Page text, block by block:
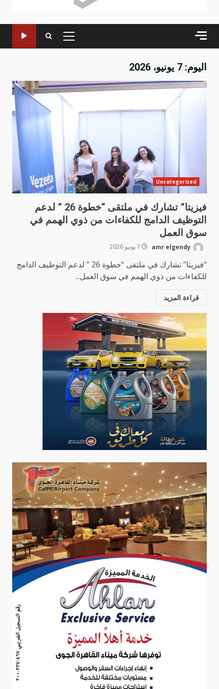
القائمة
الرئيسية
اليوم: 7 يونيو، 2026
Uncategorized
فيزيتا” تشارك في ملتقى “خطوة 26 ” لدعم
التوظيف الدامج للكفاءات من ذوي الهمم في
سوق العمل
“فيزيتا” تشارك في ملتقى “خطوة 26 ” لدعم التوظيف الدامج
للكفاءات من ذوي الهمم في سوق العمل...
قراءة المزيد